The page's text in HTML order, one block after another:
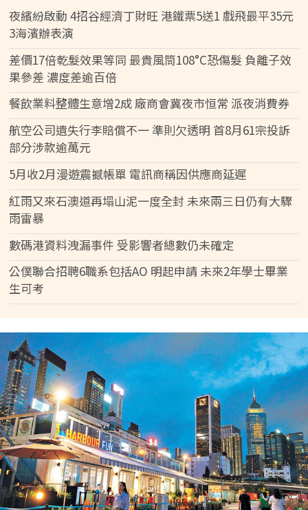
夜繽紛啟動 4招谷經濟丁財旺 港鐵票5送1 戲飛最平35元
3海濱辦表演
差價17倍乾髮效果等同 最貴風筒108°C恐傷髮 負離子效
果參差 濃度差逾百倍
餐飲業料整體生意增2成 廠商會冀夜市恒常 派夜消費券
航空公司遺失行李賠償不一 準則欠透明 首8月61宗投訴
部分涉款逾萬元
5月收2月漫遊震撼帳單 電訊商稱因供應商延遲
紅雨又來石澳道再塌山泥一度全封 未來兩三日仍有大驟
雨雷暴
數碼港資料洩漏事件 受影響者總數仍未確定
公僕聯合招聘6職系包括AO 明起申請 未來2年學士畢業
生可考